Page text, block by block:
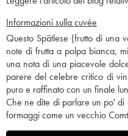
Informazioni sulla cuvée
Questo Spätlese (frutto di una
note di frutta a polpa bianca,
una nota di una piacevole
parere del celebre critico di
puro e raffinato con un finale
Che ne dite di parlare un po' di
formaggi come un vecchio